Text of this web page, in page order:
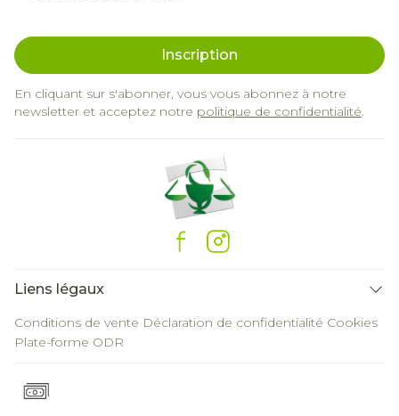
Inscription
En cliquant sur s'abonner, vous vous abonnez à notre
newsletter et acceptez notre politique de confidentialité.
Liens légaux
Conditions de vente Déclaration de confidentialité Cookies
Plate-forme ODR